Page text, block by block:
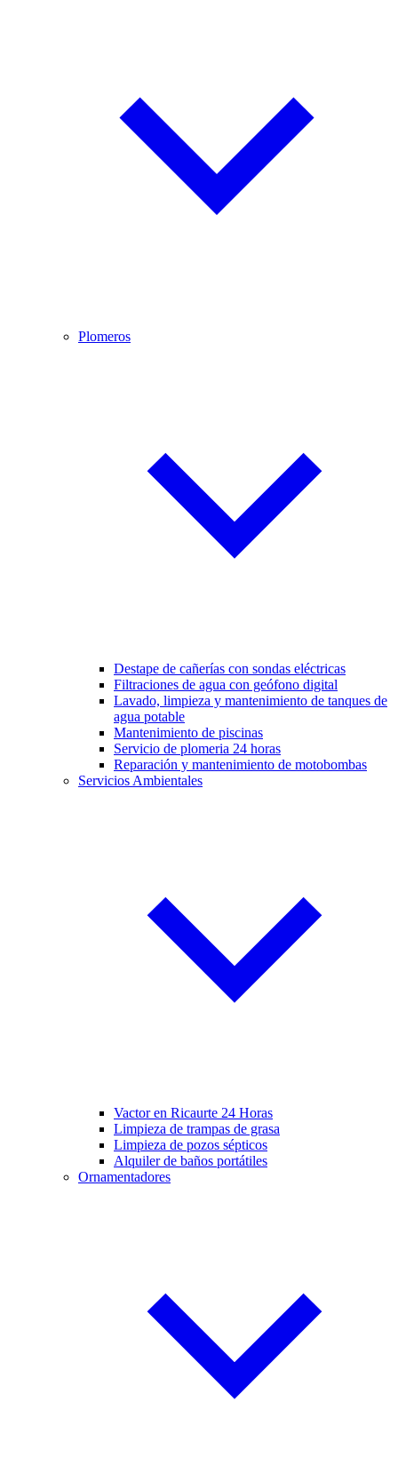
Plomeros
Destape de cañerías con sondas eléctricas
Filtraciones de agua con geófono digital
Lavado, limpieza y mantenimiento de tanques de
agua potable
Mantenimiento de piscinas
Servicio de plomeria 24 horas
Reparación y mantenimiento de motobombas
Servicios Ambientales
Vactor en Ricaurte 24 Horas
Limpieza de trampas de grasa
Limpieza de pozos sépticos
Alquiler de baños portátiles
Ornamentadores